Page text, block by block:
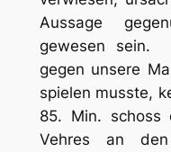
Aussage
gewesen sein.
gegen unsere
spielen musste,
85. Min. schoss
Vehres an